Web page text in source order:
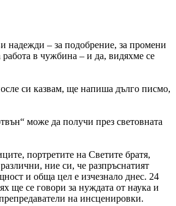
надежди – за подобрение, за промени
в чужбина – и да, видяхме се
си казвам, ще напиша дълго писмо,
може да получи през световната
портретите на Светите братя,
ние си, че разпръснатият
и обща цел е изчезнало днес. 24
ще се говори за нуждата от наука и
на инсценировки.